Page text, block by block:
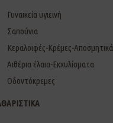
Γυναικεία υγιεινή
Σαπούνια
Κεραλοιφές-Κρέμες-Αποσμητικά
Αιθέρια έλαια-Εκχυλίσματα
Οδοντόκρεμες